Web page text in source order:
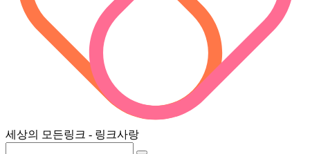
세상의 모든링크 - 링크사랑